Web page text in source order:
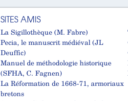
SITES AMIS
La Sigillothèque (M. Fabre)
Pecia, le manuscrit médiéval (JL
Deuffic)
Manuel de méthodologie historique
(SFHA, C. Fagnen)
La Réformation de 1668-71, armoriaux
bretons